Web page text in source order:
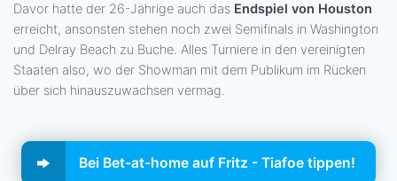
Davor hatte der 26-Jährige auch das Endspiel von Houston
erreicht, ansonsten stehen noch zwei Semifinals in Washington
und Delray Beach zu Buche. Alles Turniere in den vereinigten
Staaten also, wo der Showman mit dem Publikum im Rücken
über sich hinauszuwachsen vermag.
Bei Bet-at-home auf Fritz - Tiafoe tippen!